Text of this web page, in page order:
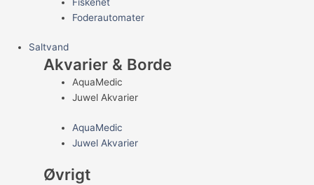
Foderautomater
Saltvand
Akvarier & Borde
AquaMedic
Juwel Akvarier
AquaMedic
Juwel Akvarier
Øvrigt